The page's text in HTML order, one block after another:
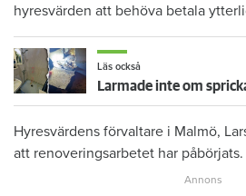
hyresvärden att behöva betala
Läs också
Hyresvärdens förvaltare i Malmö,
att renoveringsarbetet har påbörjats.